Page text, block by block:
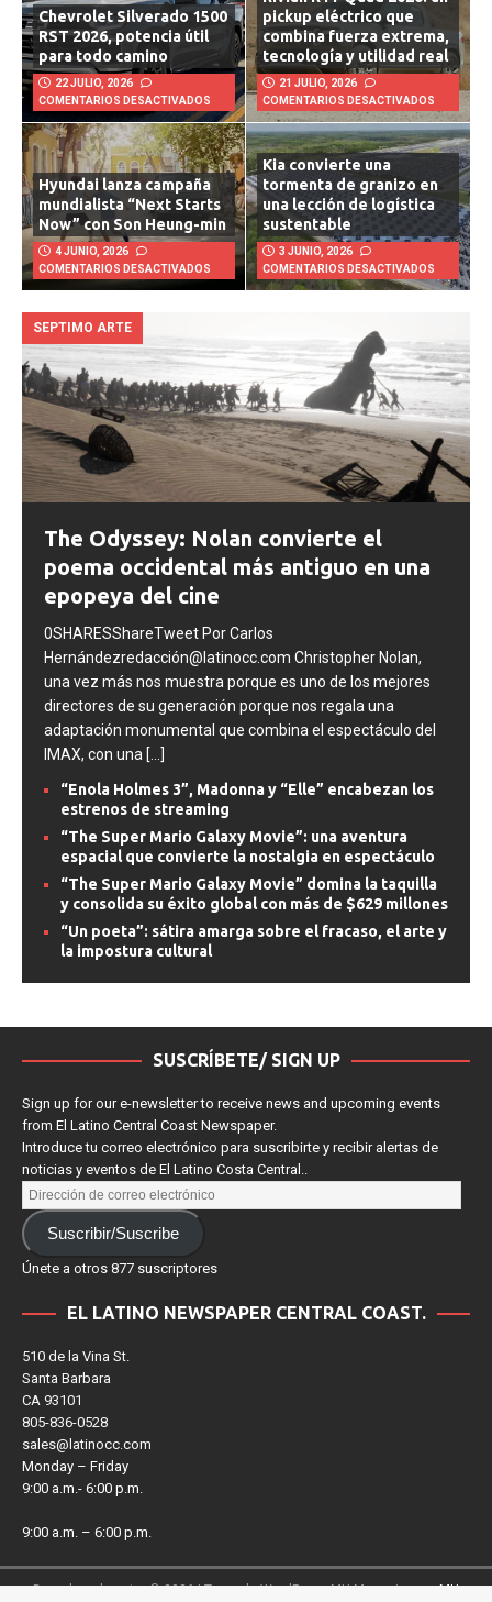
Chevrolet Silverado 1500
RST 2026, potencia útil
para todo camino
22 JULIO, 2026
COMENTARIOS DESACTIVADOS
Rivian R1T Quad 2026: un
pickup eléctrico que
combina fuerza extrema,
tecnología y utilidad real
21 JULIO, 2026
COMENTARIOS DESACTIVADOS
Hyundai lanza campaña
mundialista “Next Starts
Now” con Son Heung-min
4 JUNIO, 2026
COMENTARIOS DESACTIVADOS
Kia convierte una
tormenta de granizo en
una lección de logística
sustentable
3 JUNIO, 2026
COMENTARIOS DESACTIVADOS
SEPTIMO ARTE
The Odyssey: Nolan convierte el
poema occidental más antiguo en una
epopeya del cine
0SHARESShareTweet Por Carlos
Hernándezredacción@latinocc.com Christopher Nolan,
una vez más nos muestra porque es uno de los mejores
directores de su generación porque nos regala una
adaptación monumental que combina el espectáculo del
[...]
“Enola Holmes 3”, Madonna y “Elle” encabezan los
estrenos de streaming
“The Super Mario Galaxy Movie”: una aventura
espacial que convierte la nostalgia en espectáculo
“The Super Mario Galaxy Movie” domina la taquilla
y consolida su éxito global con más de $629 millones
“Un poeta”: sátira amarga sobre el fracaso, el arte y
la impostura cultural
SUSCRÍBETE/ SIGN UP
Sign up for our e-newsletter to receive news and upcoming events
from El Latino Central Coast Newspaper.
Introduce tu correo electrónico para suscribirte y recibir alertas de
noticias y eventos de El Latino Costa Central..
Únete a otros 877 suscriptores
EL LATINO NEWSPAPER CENTRAL COAST.
510 de la Vina St.
Santa Barbara
CA 93101
805-836-0528
sales@latinocc.com
Monday – Friday
9:00 a.m.- 6:00 p.m.
9:00 a.m. – 6:00 p.m.